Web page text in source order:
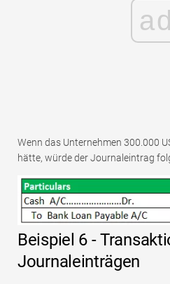
ad
Wenn das Unternehmen 300.000
hätte, würde der Journaleintrag
Beispiel 6 -
Journaleinträgen